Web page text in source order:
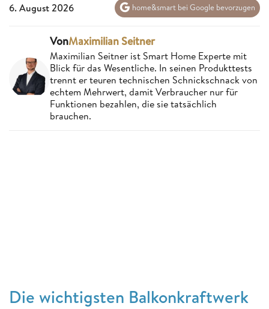
6. August 2026 home&smart bei Google bevorzugen
VonMaximilian Seitner
Maximilian Seitner ist Smart Home Experte mit
Blick für das Wesentliche. In seinen Produkttests
trennt er teuren technischen Schnickschnack von
echtem Mehrwert, damit Verbraucher nur für
Funktionen bezahlen, die sie tatsächlich
brauchen.
Die wichtigsten Balkonkraftwerk